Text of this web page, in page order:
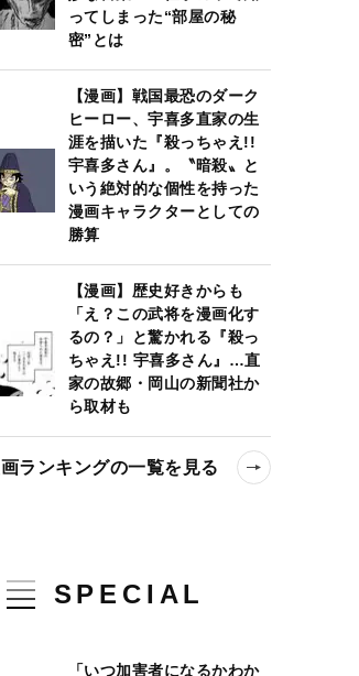
ってしまった“部屋の秘
密”とは
【漫画】戦国最恐のダーク
ヒーロー、宇喜多直家の生
涯を描いた『殺っちゃえ!!
宇喜多さん』。〝暗殺〟と
いう絶対的な個性を持った
漫画キャラクターとしての
勝算
【漫画】歴史好きからも
「え？この武将を漫画化す
るの？」と驚かれる『殺っ
ちゃえ!! 宇喜多さん』…直
家の故郷・岡山の新聞社か
ら取材も
ランキングの一覧を見る
SPECIAL
「いつ加害者になるかわか